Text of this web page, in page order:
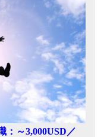
：～3,000USD／